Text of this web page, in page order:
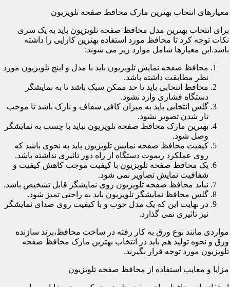
معیارهای انتخاب بهترین مارک محافظ صفحه تلویزیون
برای انتخاب بهترین مدل محافظ صفحه تلویزیون باید به یک سری
نکات توجه کرد تا محافظ مورد استفاده بهترین کارایی را داشته
باشد.این معیارها شامل موارد زیر می شوند:
محافظ صفحه نمایش تلویزیون باید با مدل و اینچ تلویزیون مورد
نظر مطابقت داشته باشد.
محافظ انتخابی باید تا حد ممکن سبک باشد تا به نمایشگر
دستگاه فشاری وارد نشود.
گلس انتخابی باید به میزان کافی شفاف و نازک باشد تا موجب
تار شدن تصویر نشود.
بهترین مارک محافظ صفحه تلویزیون نباید با چسب به نمایشگر
وصل شود.
کیفیت محافظ صفحه نمایش تلویزیون باید به نحوی باشد که
روی عملکرد ریموت دستگاه از راه دور تاثیری نداشته باشد.
یک محافظ صفحه تلویزیون با کیفیت موجب کاهش کیفیت و
شفافیت نمایش تصاویر نمی شود.
نباید محافظ صفحه تلویزیون روی نمایشگر قابل تشخیص باشد.
گلس محافظ نمایشگر تلویزیون باید به راحتی تمیز شود.
در نهایت این که یک مدل خوب و با کیفیت روی صدای نمایشگر
نیز تاثیری نمی گذارد.
مواردی مانند نوع ورق به کار رفته در ساخت محافظ،برند سازنده
ورق و نحوه تولید هم باید در انتخاب بهترین مارک محافظ صفحه
تلویزیون مورد توجه قرار بگیرند.
مزایا و معایب استفاده از محافظ صفحه تلویزیون